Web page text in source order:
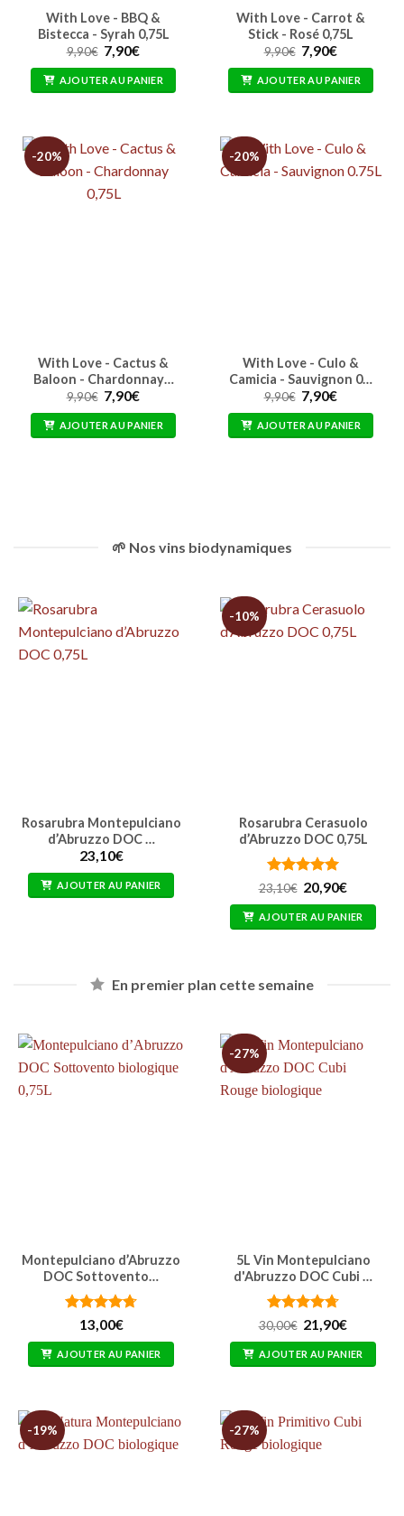
With Love - BBQ &
Bistecca - Syrah 0,75L
9,90€ Le
prix
initial
était :
7,90€Le
actuel
est :
AJOUTER AU PANIER
With Love - Carrot &
Stick - Rosé 0,75L
9,90€ Le
prix
initial
était :
7,90€Le
actuel
est :
AJOUTER AU PANIER
-20%
With Love - Cactus &
Baloon - Chardonnay…
9,90€ Le
prix
initial
était :
7,90€Le
actuel
est :
AJOUTER AU PANIER
-20%
With Love - Culo &
Camicia - Sauvignon 0…
9,90€ Le
prix
initial
était :
7,90€Le
actuel
est :
AJOUTER AU PANIER
🌱 Nos vins biodynamiques
Rosarubra Montepulciano
d’Abruzzo DOC …
23,10€
AJOUTER AU PANIER
-10%
Rosarubra Cerasuolo
d’Abruzzo DOC 0,75L
Note 5sur
23,10€ Le
prix
initial
était :
20,90€Le
actuel
est :
AJOUTER AU PANIER
En premier plan cette semaine
Montepulciano d’Abruzzo
DOC Sottovento…
Note 4.71
13,00€
AJOUTER AU PANIER
-27%
5L Vin Montepulciano
d'Abruzzo DOC Cubi …
Note 4.74
30,00€ Le
prix
initial
était :
21,90€Le
actuel
est :
AJOUTER AU PANIER
-19% -27%